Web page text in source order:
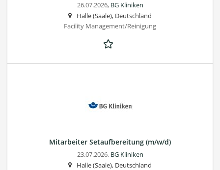
26.07.2026, BG Kliniken
Halle (Saale), Deutschland
Facility Management/Reinigung
Mitarbeiter Setaufbereitung (m/w/d)
23.07.2026, BG Kliniken
Halle (Saale), Deutschland